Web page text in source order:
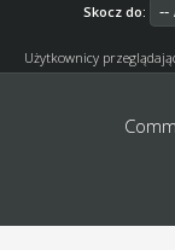
Skocz do:
Użytkownicy